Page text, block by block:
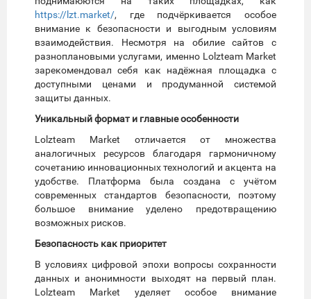
https://lzt.market/, где подчёркивается особое
внимание к безопасности и выгодным условиям
взаимодействия. Несмотря на обилие сайтов с
разноплановыми услугами, именно Lolzteam Market
зарекомендовал себя как надёжная площадка с
доступными ценами и продуманной системой
защиты данных.
Уникальный формат и главные особенности
Lolzteam Market отличается от множества
аналогичных ресурсов благодаря гармоничному
сочетанию инновационных технологий и акцента на
удобстве. Платформа была создана с учётом
современных стандартов безопасности, поэтому
большое внимание уделено предотвращению
возможных рисков.
Безопасность как приоритет
В условиях цифровой эпохи вопросы сохранности
данных и анонимности выходят на первый план.
Lolzteam Market уделяет особое внимание